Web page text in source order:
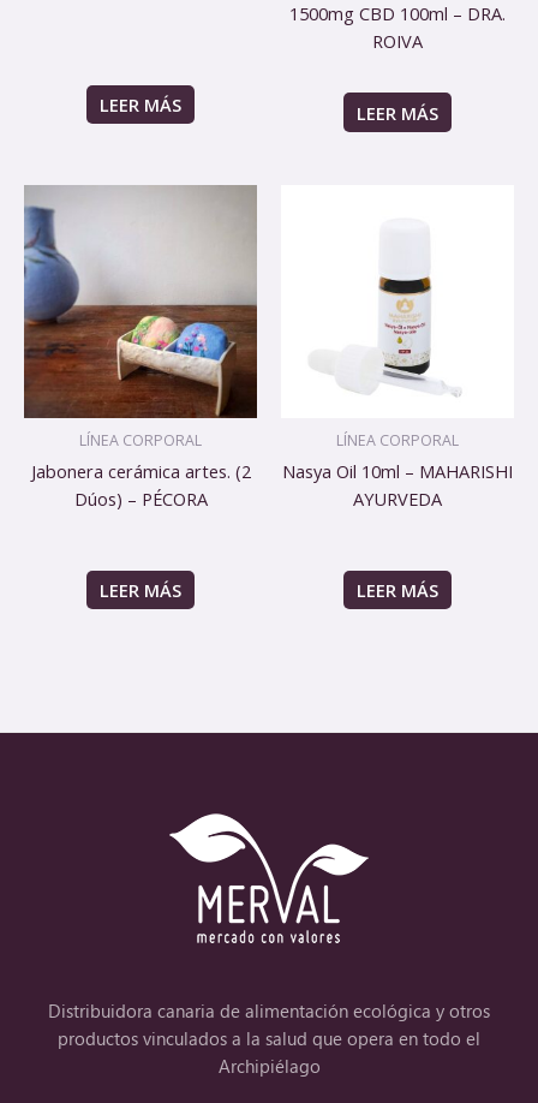
LEER MÁS
1500mg CBD 100ml – DRA.
ROIVA
LEER MÁS
LÍNEA CORPORAL
Jabonera cerámica artes. (2
Dúos) – PÉCORA
LEER MÁS
LÍNEA CORPORAL
Nasya Oil 10ml – MAHARISHI
AYURVEDA
LEER MÁS
Distribuidora canaria de alimentación ecológica y otros
productos vinculados a la salud que opera en todo el
Archipiélago